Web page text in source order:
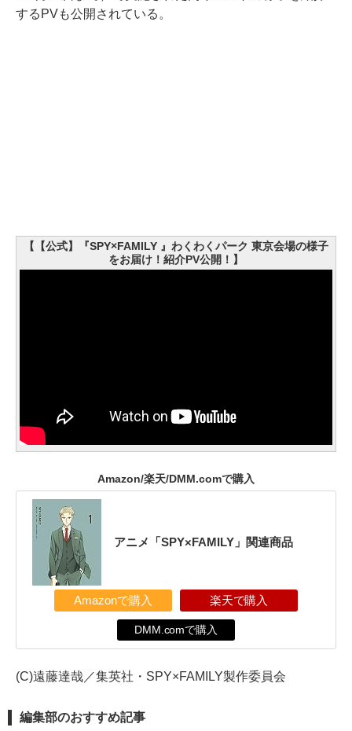
するPVも公開されている。
【【公式】『SPY×FAMILY 』わくわくパーク 東京会場の様子
をお届け！紹介PV公開！】
Amazon/楽天/DMM.comで購入
アニメ「SPY×FAMILY」関連商品
Amazonで購入 楽天で購入
DMM.comで購入
(C)遠藤達哉／集英社・SPY×FAMILY製作委員会
編集部のおすすめ記事